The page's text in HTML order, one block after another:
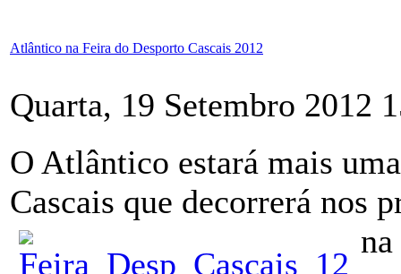
Atlântico na Feira do Desporto Cascais 2012
Quarta, 19 Setembro 2012
O Atlântico estará mais
Cascais que decorrerá nos